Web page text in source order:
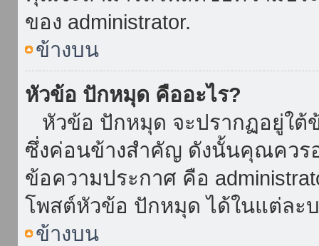
ของ administrator.
ข้างบน
หัวข้อ ปักหมุด คืออะไร?
หัวข้อ ปักหมุด จะปรากฏอยู่ใต้
ซึ่งค่อนข้างสำคัญ ดังนั้นคุณควร
ข้อความประกาศ คือ
โพสต์หัวข้อ ปักหมุด ได้ในแต่ละ
ข้างบน